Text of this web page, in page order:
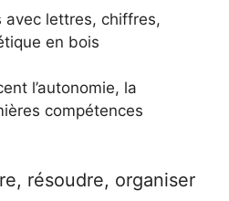
avec lettres, chiffres,
en bois
l’autonomie, la
compétences
résoudre, organiser